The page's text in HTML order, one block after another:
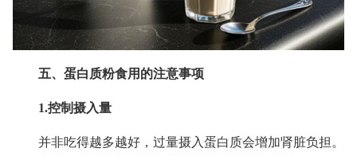
五、蛋白质粉食用的注意事项
1.控制摄入量
并非吃得越多越好，过量摄入蛋白质会增加肾脏负担。